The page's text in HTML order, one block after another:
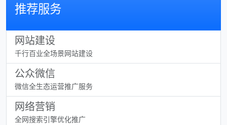
推荐服务
网站建设
千行百业全场景网站建设
公众微信
微信全生态运营推广服务
网络营销
全网搜索引擎优化推广